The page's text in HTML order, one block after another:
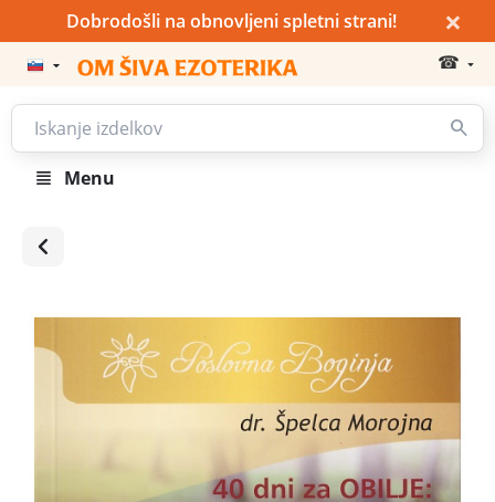
Dobrodošli na obnovljeni spletni strani! ×
☎
Menu